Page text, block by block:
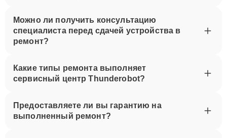
Можно ли получить консультацию
специалиста перед сдачей устройства в
ремонт?
Какие типы ремонта выполняет
сервисный центр Thunderobot?
Предоставляете ли вы гарантию на
выполненный ремонт?